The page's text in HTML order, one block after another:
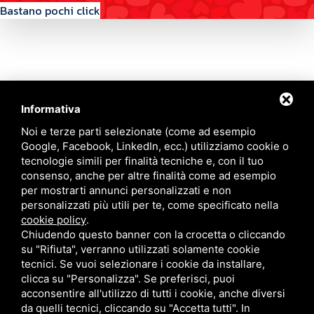
Informativa
Noi e terze parti selezionate (come ad esempio
Google, Facebook, LinkedIn, ecc.) utilizziamo cookie o
tecnologie simili per finalità tecniche e, con il tuo
consenso, anche per altre finalità come ad esempio
per mostrarti annunci personalizzati e non
personalizzati più utili per te, come specificato nella
cookie policy.
Chiudendo questo banner con la crocetta o cliccando
su "Rifiuta", verranno utilizzati solamente cookie
tecnici. Se vuoi selezionare i cookie da installare,
clicca su "Personalizza". Se preferisci, puoi
acconsentire all'utilizzo di tutti i cookie, anche diversi
da quelli tecnici, cliccando su "Accetta tutti". In
Bastano pochi click
Contattaci
Via Quinto Bucci, 205, 47521 Cesena (FC)
+39 0543 31536
+39 320 6635083
info@amiciziaeamore.it
Links
Chi siamo
Crea il tuo profilo
Franchising
Annunci
Blog
Contatti